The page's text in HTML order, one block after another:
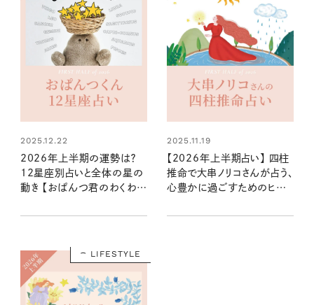
2025.12.22
2026年上半期の運勢は？
12星座別占いと全体の星の
動き 【おぱんつ君のわくわく
2025.11.19
【2026年上半期占い】 四柱
推命で大串ノリコさんが占う、
心豊かに過ごすためのヒント
LIFESTYLE